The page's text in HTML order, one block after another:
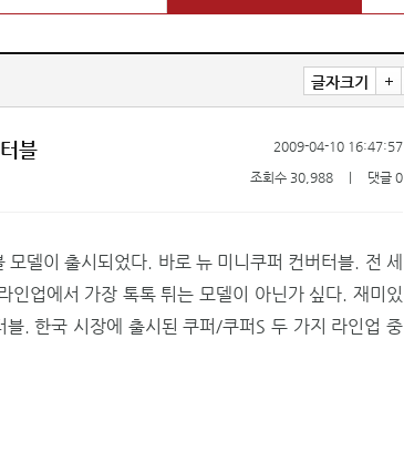
글자크기
블
2009-04-10 16:47:57
조회수 30,988
댓글 0
델이 출시되었다. 바로 뉴 미니쿠퍼 컨버터블. 전 세
업에서 가장 톡톡 튀는 모델이 아닌가 싶다. 재미있
. 한국 시장에 출시된 쿠퍼/쿠퍼S 두 가지 라인업 중